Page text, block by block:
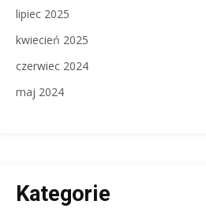
lipiec 2025
kwiecień 2025
czerwiec 2024
maj 2024
Kategorie